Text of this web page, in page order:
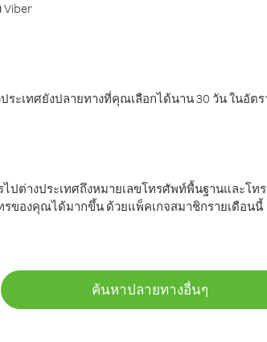
ะเทศยังปลายทางที่คุณเลือกได้นาน 30 วัน ในอัต
ปต่างประเทศถึงหมายเลขโทรศัพท์พื้นฐานและโ
ของคุณได้มากขึ้น ด้วยแพ็คเกจสมาชิกรายเดือนนี้
ค้นหาปลายทางอื่นๆ